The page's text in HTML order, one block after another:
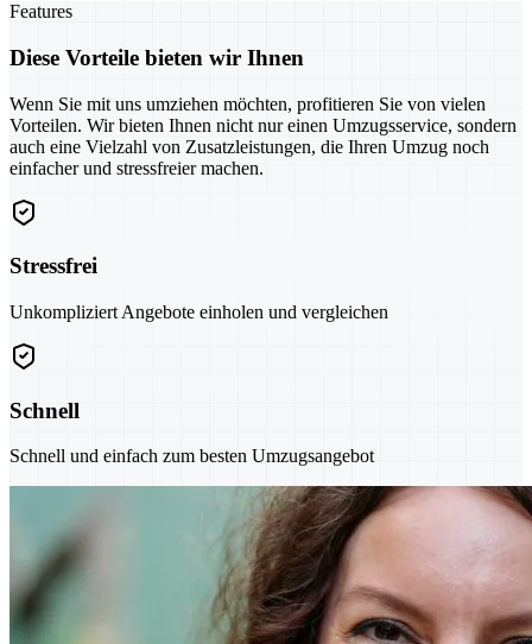
Features
Diese Vorteile bieten wir Ihnen
Wenn Sie mit uns umziehen möchten, profitieren Sie von vielen
Vorteilen. Wir bieten Ihnen nicht nur einen Umzugsservice, sondern
auch eine Vielzahl von Zusatzleistungen, die Ihren Umzug noch
einfacher und stressfreier machen.
Stressfrei
Unkompliziert Angebote einholen und vergleichen
Schnell
Schnell und einfach zum besten Umzugsangebot